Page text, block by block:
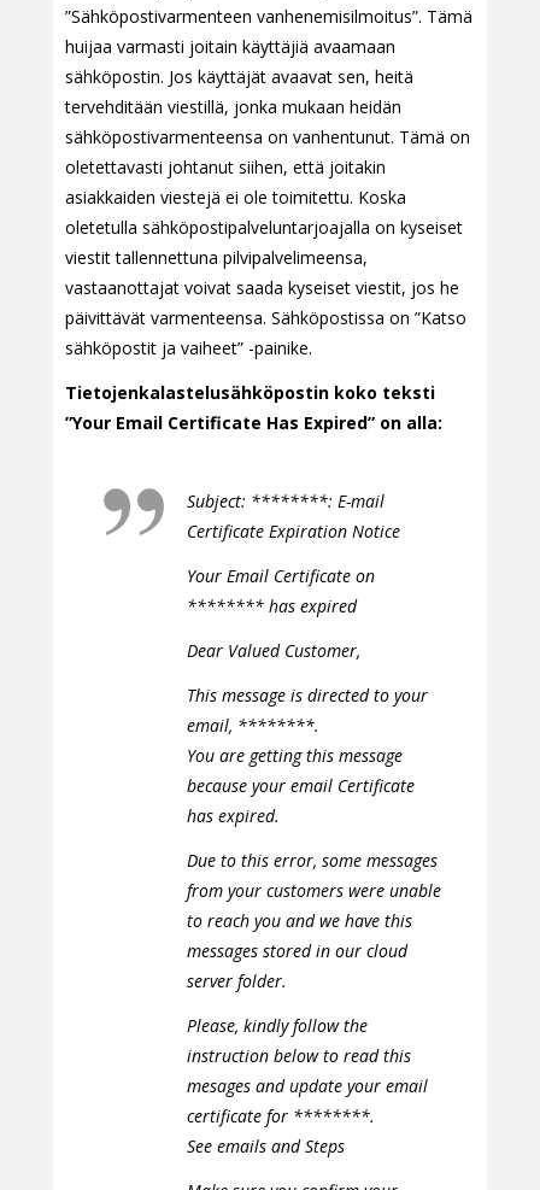
”Sähköpostivarmenteen vanhenemisilmoitus”. Tämä
huijaa varmasti joitain käyttäjiä avaamaan
sähköpostin. Jos käyttäjät avaavat sen, heitä
tervehditään viestillä, jonka mukaan heidän
sähköpostivarmenteensa on vanhentunut. Tämä on
oletettavasti johtanut siihen, että joitakin
asiakkaiden viestejä ei ole toimitettu. Koska
oletetulla sähköpostipalveluntarjoajalla on kyseiset
viestit tallennettuna pilvipalvelimeensa,
vastaanottajat voivat saada kyseiset viestit, jos he
päivittävät varmenteensa. Sähköpostissa on ”Katso
sähköpostit ja vaiheet” -painike.
Tietojenkalastelusähköpostin koko teksti
”Your Email Certificate Has Expired” on alla:
Subject: ********: E-mail
Certificate Expiration Notice
Your Email Certificate on
******** has expired
Dear Valued Customer,
This message is directed to your
email, ********.
You are getting this message
because your email Certificate
has expired.
Due to this error, some messages
from your customers were unable
to reach you and we have this
messages stored in our cloud
server folder.
Please, kindly follow the
instruction below to read this
mesages and update your email
certificate for ********.
See emails and Steps